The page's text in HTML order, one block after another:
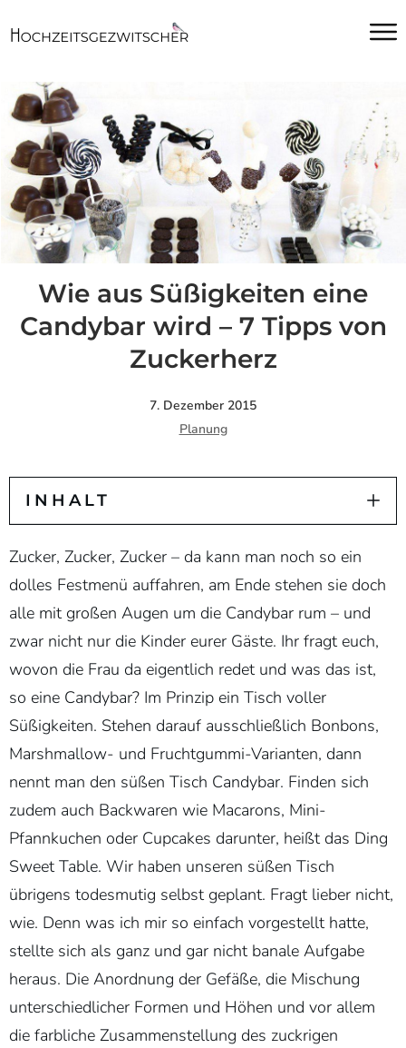
Wie aus Süßigkeiten eine
Candybar wird – 7 Tipps von
Zuckerherz
7. Dezember 2015
Planung
INHALT
Zucker, Zucker, Zucker – da kann man noch so ein
dolles Festmenü auffahren, am Ende stehen sie doch
alle mit großen Augen um die Candybar rum – und
zwar nicht nur die Kinder eurer Gäste. Ihr fragt euch,
wovon die Frau da eigentlich redet und was das ist,
so eine Candybar? Im Prinzip ein Tisch voller
Süßigkeiten. Stehen darauf ausschließlich Bonbons,
Marshmallow- und Fruchtgummi-Varianten, dann
nennt man den süßen Tisch Candybar. Finden sich
zudem auch Backwaren wie Macarons, Mini-
Pfannkuchen oder Cupcakes darunter, heißt das Ding
Sweet Table. Wir haben unseren süßen Tisch
übrigens todesmutig selbst geplant. Fragt lieber nicht,
wie. Denn was ich mir so einfach vorgestellt hatte,
stellte sich als ganz und gar nicht banale Aufgabe
heraus. Die Anordnung der Gefäße, die Mischung
unterschiedlicher Formen und Höhen und vor allem
die farbliche Zusammenstellung des zuckrigen